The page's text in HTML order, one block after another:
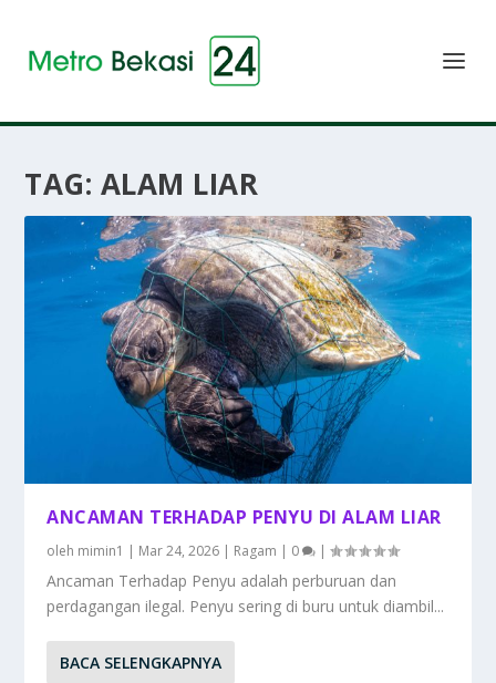
TAG: ALAM LIAR
ANCAMAN TERHADAP PENYU DI ALAM LIAR
oleh mimin1 | Mar 24, 2026 | Ragam | 0 |
Ancaman Terhadap Penyu adalah perburuan dan
perdagangan ilegal. Penyu sering di buru untuk diambil...
BACA SELENGKAPNYA